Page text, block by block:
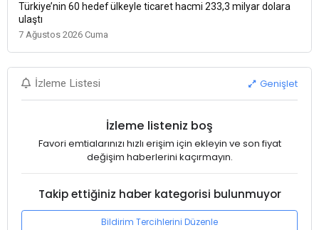
Türkiye’nin 60 hedef ülkeyle ticaret hacmi 233,3 milyar dolara
ulaştı
7 Ağustos 2026 Cuma
İzleme Listesi Genişlet
İzleme listeniz boş
Favori emtialarınızı hızlı erişim için ekleyin ve son fiyat
değişim haberlerini kaçırmayın.
Takip ettiğiniz haber kategorisi bulunmuyor
Bildirim Tercihlerini Düzenle